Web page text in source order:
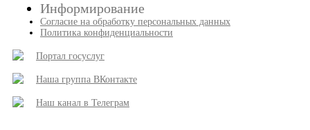
Информирование
Согласие на обработку персональных данных
Политика конфиденциальности
Портал госуслуг
Наша группа ВКонтакте
Наш канал в Телеграм